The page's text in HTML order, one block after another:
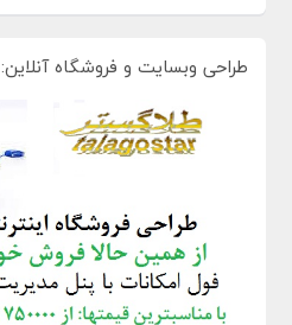
طراحی وبسایت و فروشگاه آنلاین: